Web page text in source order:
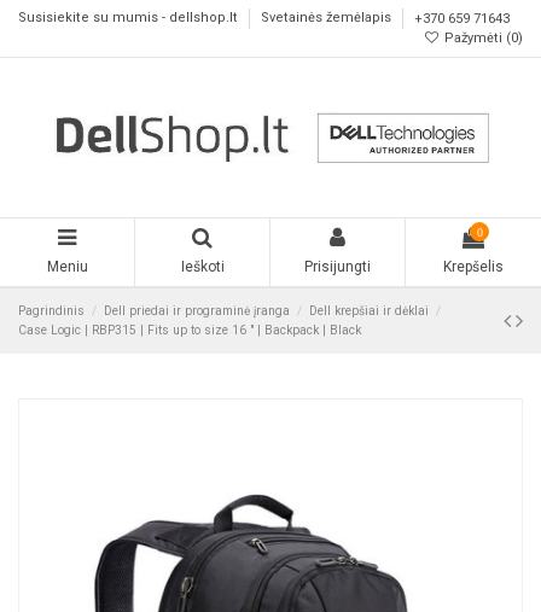
Susisiekite su mumis - dellshop.lt Svetainės žemėlapis
+370 659 71643
Pažymėti (0)
Meniu Ieškoti Prisijungti
0
Krepšelis
Pagrindinis Dell priedai ir programinė įranga
Dell krepšiai ir dėklai
Case Logic | RBP315 | Fits up to size 16 " | Backpack | Black